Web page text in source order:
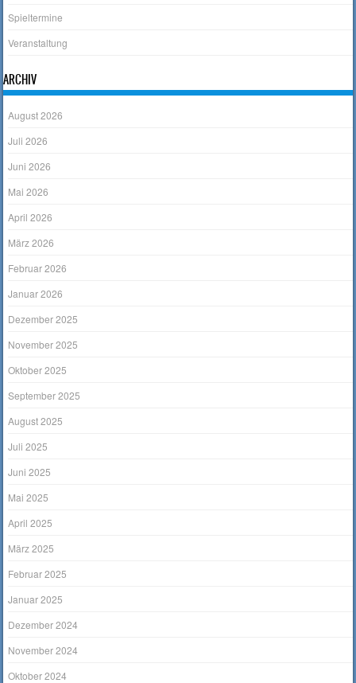
Spieltermine
Veranstaltung
ARCHIV
August 2026
Juli 2026
Juni 2026
Mai 2026
April 2026
März 2026
Februar 2026
Januar 2026
Dezember 2025
November 2025
Oktober 2025
September 2025
August 2025
Juli 2025
Juni 2025
Mai 2025
April 2025
März 2025
Februar 2025
Januar 2025
Dezember 2024
November 2024
Oktober 2024